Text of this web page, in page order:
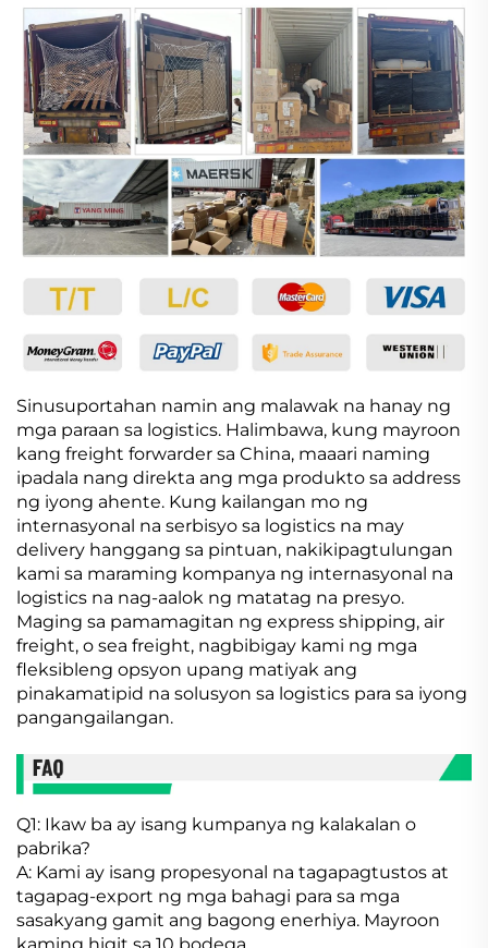
Sinusuportahan namin ang malawak na hanay ng
mga paraan sa logistics. Halimbawa, kung mayroon
kang freight forwarder sa China, maaari naming
ipadala nang direkta ang mga produkto sa address
ng iyong ahente. Kung kailangan mo ng
internasyonal na serbisyo sa logistics na may
delivery hanggang sa pintuan, nakikipagtulungan
kami sa maraming kompanya ng internasyonal na
logistics na nag-aalok ng matatag na presyo.
Maging sa pamamagitan ng express shipping, air
freight, o sea freight, nagbibigay kami ng mga
fleksibleng opsyon upang matiyak ang
pinakamatipid na solusyon sa logistics para sa iyong
pangangailangan.
Q1: Ikaw ba ay isang kumpanya ng kalakalan o
pabrika?
A: Kami ay isang propesyonal na tagapagtustos at
tagapag-export ng mga bahagi para sa mga
sasakyang gamit ang bagong enerhiya. Mayroon